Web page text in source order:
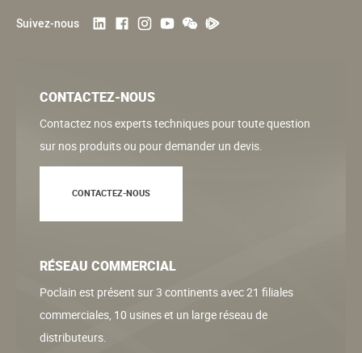
Suivez-nous
CONTACTEZ-NOUS
Contactez nos experts techniques pour toute question
sur nos produits ou pour demander un devis.
CONTACTEZ-NOUS
RÉSEAU COMMERCIAL
Poclain est présent sur 3 continents avec 21 filiales
commerciales, 10 usines et un large réseau de
distributeurs.